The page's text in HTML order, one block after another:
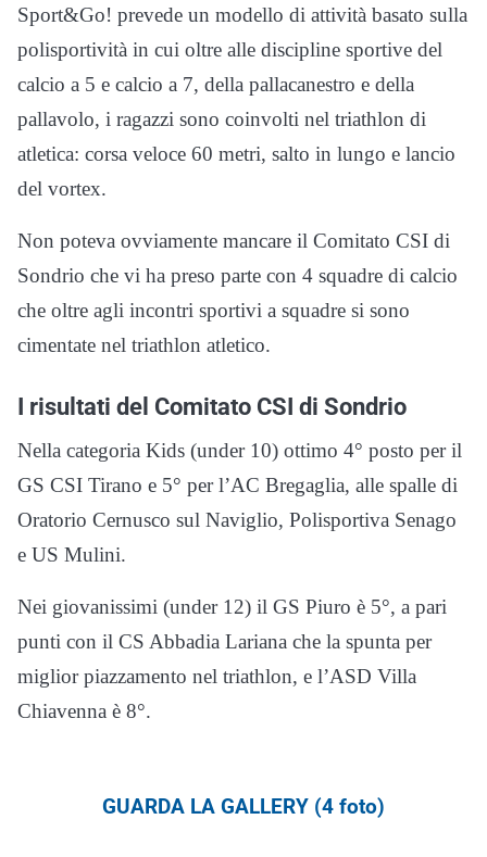
Sport&Go! prevede un modello di attività basato sulla
polisportività in cui oltre alle discipline sportive del
calcio a 5 e calcio a 7, della pallacanestro e della
pallavolo, i ragazzi sono coinvolti nel triathlon di
atletica: corsa veloce 60 metri, salto in lungo e lancio
del vortex.
Non poteva ovviamente mancare il Comitato CSI di
Sondrio che vi ha preso parte con 4 squadre di calcio
che oltre agli incontri sportivi a squadre si sono
cimentate nel triathlon atletico.
I risultati del Comitato CSI di Sondrio
Nella categoria Kids (under 10) ottimo 4° posto per il
GS CSI Tirano e 5° per l’AC Bregaglia, alle spalle di
Oratorio Cernusco sul Naviglio, Polisportiva Senago
e US Mulini.
Nei giovanissimi (under 12) il GS Piuro è 5°, a pari
punti con il CS Abbadia Lariana che la spunta per
miglior piazzamento nel triathlon, e l’ASD Villa
Chiavenna è 8°.
GUARDA LA GALLERY (4 foto)